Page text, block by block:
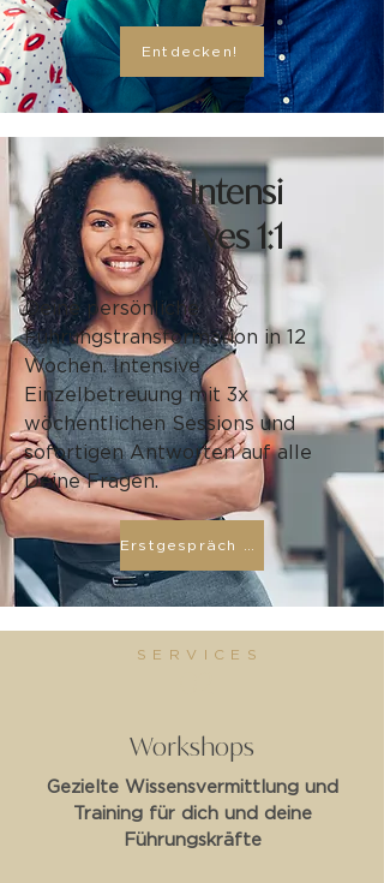
Entdecken!
Intensi
ves 1:1
Deine persönliche
Führungstransformation in 12
Wochen. Intensive
Einzelbetreuung mit 3x
wöchentlichen Sessions und
sofortigen Antworten auf alle
Deine Fragen.
SERVICES
Workshops
Gezielte Wissensvermittlung und
Training für dich und deine
Führungskräfte